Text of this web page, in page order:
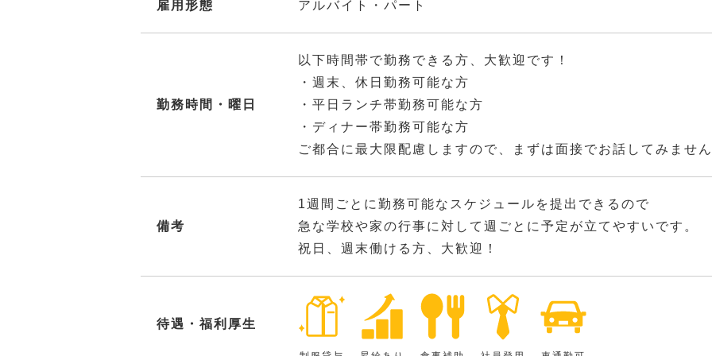
雇用形態 アルバイト・パート
勤務時間・曜日
以下時間帯で勤務できる方、大歓迎です！
・週末、休日勤務可能な方
・平日ランチ帯勤務可能な方
・ディナー帯勤務可能な方
ご都合に最大限配慮しますので、まずは面接でお話してみませ
備考
1週間ごとに勤務可能なスケジュールを提出できるので
急な学校や家の行事に対して週ごとに予定が立てやすいです。
祝日、週末働ける方、大歓迎！
待遇・福利厚生